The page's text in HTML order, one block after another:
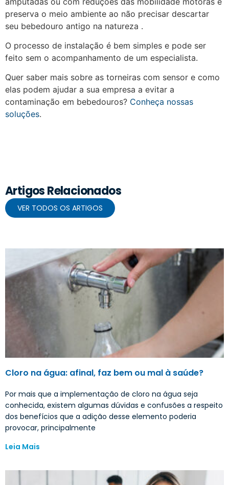
preserva o meio ambiente ao não precisar descartar
seu bebedouro antigo na natureza .
O processo de instalação é bem simples e pode ser
feito sem o acompanhamento de um especialista.
Quer saber mais sobre as torneiras com sensor e como
elas podem ajudar a sua empresa a evitar a
contaminação em bebedouros? Conheça nossas
soluções.
Artigos Relacionados
VER TODOS OS ARTIGOS
Cloro na água: afinal, faz bem ou mal à saúde?
Por mais que a implementação de cloro na água seja
conhecida, existem algumas dúvidas e confusões a respeito
dos benefícios que a adição desse elemento poderia
provocar, principalmente
Leia Mais